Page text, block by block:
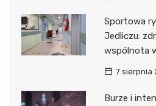
Sportowa
Jedliczu:
wspólnota
7 sierpnia
Burze i